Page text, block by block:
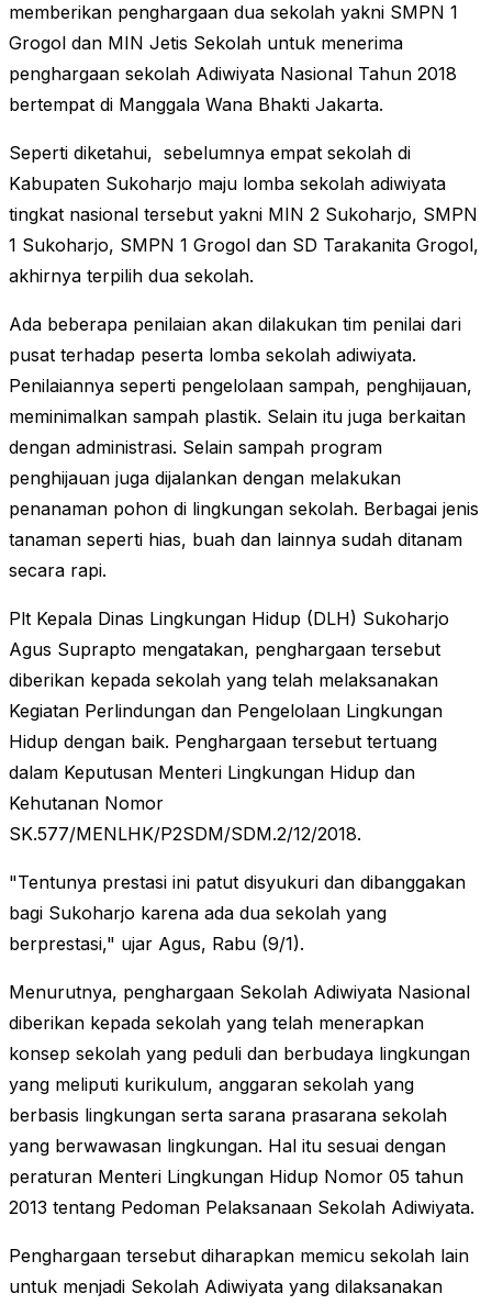
memberikan penghargaan dua sekolah yakni SMPN 1
Grogol dan MIN Jetis Sekolah untuk menerima
penghargaan sekolah Adiwiyata Nasional Tahun 2018
bertempat di Manggala Wana Bhakti Jakarta.
Seperti diketahui, sebelumnya empat sekolah di
Kabupaten Sukoharjo maju lomba sekolah adiwiyata
tingkat nasional tersebut yakni MIN 2 Sukoharjo, SMPN
1 Sukoharjo, SMPN 1 Grogol dan SD Tarakanita Grogol,
akhirnya terpilih dua sekolah.
Ada beberapa penilaian akan dilakukan tim penilai dari
pusat terhadap peserta lomba sekolah adiwiyata.
Penilaiannya seperti pengelolaan sampah, penghijauan,
meminimalkan sampah plastik. Selain itu juga berkaitan
dengan administrasi. Selain sampah program
penghijauan juga dijalankan dengan melakukan
penanaman pohon di lingkungan sekolah. Berbagai jenis
tanaman seperti hias, buah dan lainnya sudah ditanam
secara rapi.
Plt Kepala Dinas Lingkungan Hidup (DLH) Sukoharjo
Agus Suprapto mengatakan, penghargaan tersebut
diberikan kepada sekolah yang telah melaksanakan
Kegiatan Perlindungan dan Pengelolaan Lingkungan
Hidup dengan baik. Penghargaan tersebut tertuang
dalam Keputusan Menteri Lingkungan Hidup dan
Kehutanan Nomor
SK.577/MENLHK/P2SDM/SDM.2/12/2018.
"Tentunya prestasi ini patut disyukuri dan dibanggakan
bagi Sukoharjo karena ada dua sekolah yang
berprestasi," ujar Agus, Rabu (9/1).
Menurutnya, penghargaan Sekolah Adiwiyata Nasional
diberikan kepada sekolah yang telah menerapkan
konsep sekolah yang peduli dan berbudaya lingkungan
yang meliputi kurikulum, anggaran sekolah yang
berbasis lingkungan serta sarana prasarana sekolah
yang berwawasan lingkungan. Hal itu sesuai dengan
peraturan Menteri Lingkungan Hidup Nomor 05 tahun
2013 tentang Pedoman Pelaksanaan Sekolah Adiwiyata.
Penghargaan tersebut diharapkan memicu sekolah lain
untuk menjadi Sekolah Adiwiyata yang dilaksanakan